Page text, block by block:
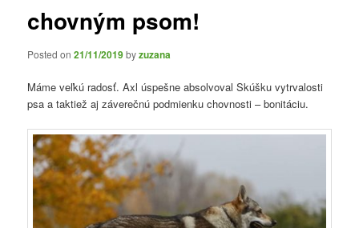
chovným psom!
Posted on21/11/2019byzuzana
Máme veľkú radosť. Axl úspešne absolvoval Skúšku vytrvalosti
psa a taktiež aj záverečnú podmienku chovnosti – bonitáciu.